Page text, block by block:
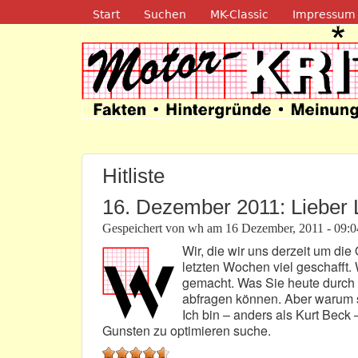
Navigation
Start Suchen MK-Classic Impressum
Motor-
Hitliste
16. Dezember 2011: Lieber
Gespeichert von wh am 16 Dezember, 2011 -
Wir, die wir uns derzeit um
letzten Wochen viel
gemacht. Was Sie heute
abfragen können. Aber
Ich bin – anders als Kurt
Gunsten zu optimieren suche.